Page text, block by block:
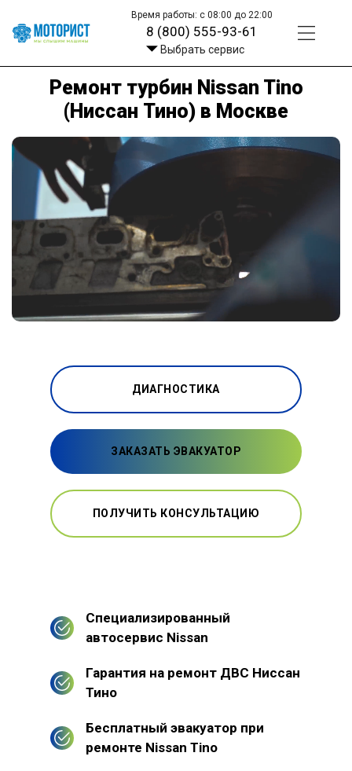
Время работы: с 08:00 до 22:00
8 (800) 555-93-61
Выбрать сервис
Ремонт турбин Nissan Tino
(Ниссан Тино) в Москве
ДИАГНОСТИКА
ЗАКАЗАТЬ ЭВАКУАТОР
ПОЛУЧИТЬ КОНСУЛЬТАЦИЮ
Специализированный
автосервис Nissan
Гарантия на ремонт ДВС Ниссан
Тино
Бесплатный эвакуатор при
ремонте Nissan Tino